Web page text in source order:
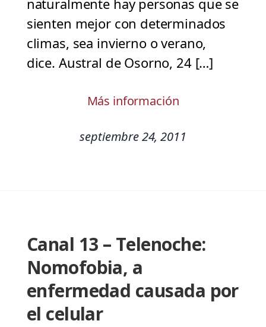
naturalmente hay personas que se
sienten mejor con determinados
climas, sea invierno o verano,
dice. Austral de Osorno, 24 […]
Más información
septiembre 24, 2011
Canal 13 – Telenoche:
Nomofobia, a
enfermedad causada por
el celular